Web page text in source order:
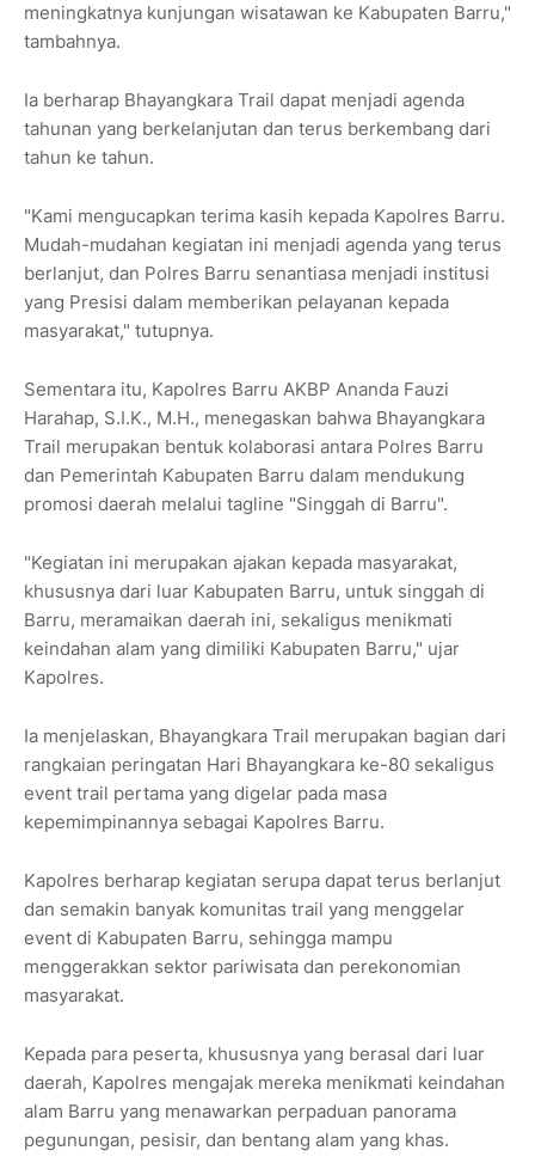
meningkatnya kunjungan wisatawan ke Kabupaten Barru,"
tambahnya.
Ia berharap Bhayangkara Trail dapat menjadi agenda
tahunan yang berkelanjutan dan terus berkembang dari
tahun ke tahun.
"Kami mengucapkan terima kasih kepada Kapolres Barru.
Mudah-mudahan kegiatan ini menjadi agenda yang terus
berlanjut, dan Polres Barru senantiasa menjadi institusi
yang Presisi dalam memberikan pelayanan kepada
masyarakat," tutupnya.
Sementara itu, Kapolres Barru AKBP Ananda Fauzi
Harahap, S.I.K., M.H., menegaskan bahwa Bhayangkara
Trail merupakan bentuk kolaborasi antara Polres Barru
dan Pemerintah Kabupaten Barru dalam mendukung
promosi daerah melalui tagline "Singgah di Barru".
"Kegiatan ini merupakan ajakan kepada masyarakat,
khususnya dari luar Kabupaten Barru, untuk singgah di
Barru, meramaikan daerah ini, sekaligus menikmati
keindahan alam yang dimiliki Kabupaten Barru," ujar
Kapolres.
Ia menjelaskan, Bhayangkara Trail merupakan bagian dari
rangkaian peringatan Hari Bhayangkara ke-80 sekaligus
event trail pertama yang digelar pada masa
kepemimpinannya sebagai Kapolres Barru.
Kapolres berharap kegiatan serupa dapat terus berlanjut
dan semakin banyak komunitas trail yang menggelar
event di Kabupaten Barru, sehingga mampu
menggerakkan sektor pariwisata dan perekonomian
masyarakat.
Kepada para peserta, khususnya yang berasal dari luar
daerah, Kapolres mengajak mereka menikmati keindahan
alam Barru yang menawarkan perpaduan panorama
pegunungan, pesisir, dan bentang alam yang khas.